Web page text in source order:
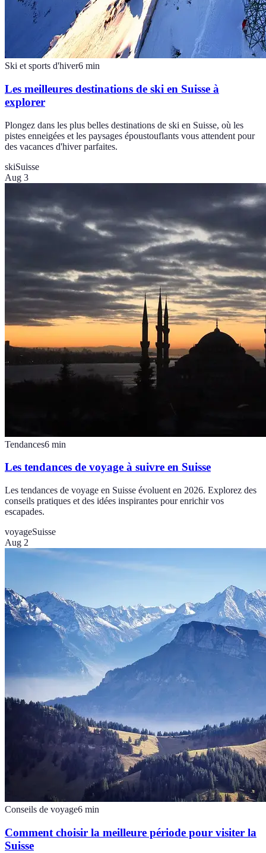
Ski et sports d'hiver6 min
Les meilleures destinations de ski en Suisse à
explorer
Plongez dans les plus belles destinations de ski en Suisse, où les
pistes enneigées et les paysages époustouflants vous attendent pour
des vacances d'hiver parfaites.
skiSuisse
Aug 3
Tendances6 min
Les tendances de voyage à suivre en Suisse
Les tendances de voyage en Suisse évoluent en 2026. Explorez des
conseils pratiques et des idées inspirantes pour enrichir vos
escapades.
voyageSuisse
Aug 2
Conseils de voyage6 min
Comment choisir la meilleure période pour visiter la
Suisse